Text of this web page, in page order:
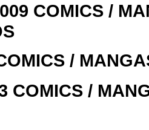
COMICS /
/
COMICS /